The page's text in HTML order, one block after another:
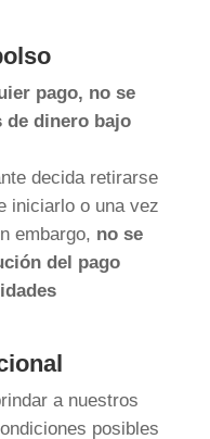
pago, no se
de dinero bajo
decida retirarse
iniciarlo o una vez
embargo, no se
del pago
a nuestros
posibles